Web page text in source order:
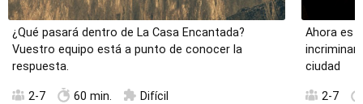
¿Qué pasará dentro de La Casa Encantada?
Vuestro equipo está a punto de conocer la
respuesta.
2-7 60 min. Difícil
Ahora es
ciudad
2-7